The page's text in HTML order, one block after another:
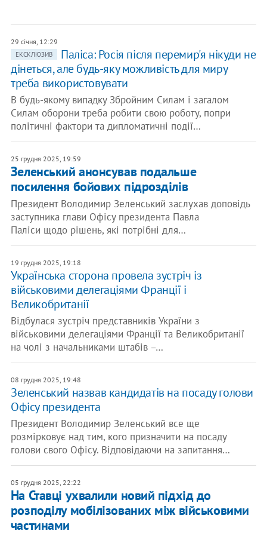
29 січня, 12:29
ЕКСКЛЮЗИВ
Паліса: Росія після перемир'я нікуди не
дінеться, але будь-яку можливість для миру
треба використовувати
В будь-якому випадку Збройним Силам і загалом
Силам оборони треба робити свою роботу, попри
політичні фактори та дипломатичні події…
25 грудня 2025, 19:59
Зеленський анонсував подальше
посилення бойових підрозділів
Президент Володимир Зеленський заслухав доповідь
заступника глави Офісу президента Павла
Паліси щодо рішень, які потрібні для…
19 грудня 2025, 19:18
Українська сторона провела зустріч із
військовими делегаціями Франції і
Великобританії
Відбулася зустріч представників України з
військовими делегаціями Франції та Великобританії
на чолі з начальниками штабів –…
08 грудня 2025, 19:48
Зеленський назвав кандидатів на посаду голови
Офісу президента
Президент Володимир Зеленський все ще
розмірковує над тим, кого призначити на посаду
голови свого Офісу. Відповідаючи на запитання…
05 грудня 2025, 22:22
На Ставці ухвалили новий підхід до
розподілу мобілізованих між військовими
частинами